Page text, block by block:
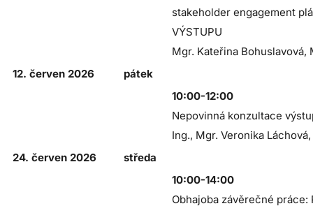
stakeholder engagement
VÝSTUPU
Mgr. Kateřina Bohuslavová,
12. červen 2026
pátek
10:00-12:00
Nepovinná konzultace
Ing., Mgr. Veronika
24. červen 2026
středa
10:00-14:00
Obhajoba závěrečné